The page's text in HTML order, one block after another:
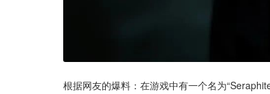
根据网友的爆料：在游戏中有一个名为